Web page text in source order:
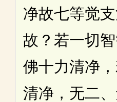
净故七等觉
故？若一切
佛十力清净
清净，无二